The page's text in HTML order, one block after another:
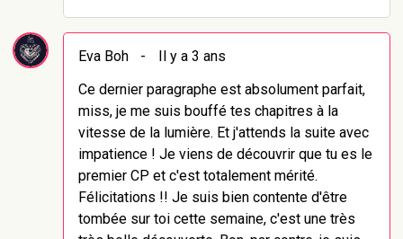
Eva Boh -
Il y a 3 ans
Ce dernier paragraphe est absolument parfait,
miss, je me suis bouffé tes chapitres à la
vitesse de la lumière. Et j'attends la suite avec
impatience ! Je viens de découvrir que tu es le
premier CP et c'est totalement mérité.
Félicitations !! Je suis bien contente d'être
tombée sur toi cette semaine, c'est une très